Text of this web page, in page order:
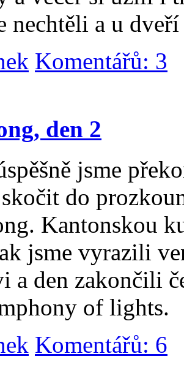
nechtěli a u
Komentářů: 3
den 2
jsme
do
Kantonskou
jsme vyrazili
a den zakončili
of lights.
Komentářů: 6